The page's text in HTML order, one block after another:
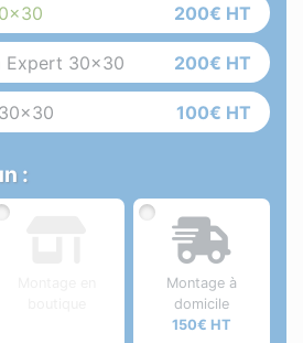
200€ HT
Expert 30x30 200€ HT
100€ HT
:
Montage à
domicile
150€ HT